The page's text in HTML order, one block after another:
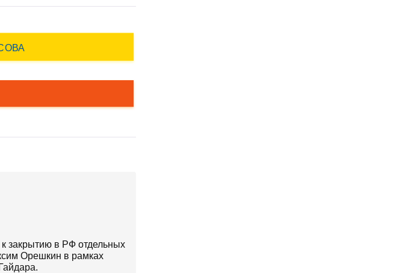
закрытию в РФ отдельных
Орешкин в рамках